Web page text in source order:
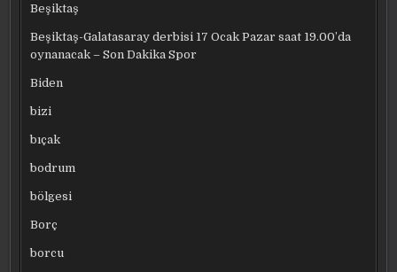
Beşiktaş
Beşiktaş-Galatasaray derbisi 17 Ocak Pazar saat 19.00’da
oynanacak – Son Dakika Spor
Biden
bizi
bıçak
bodrum
bölgesi
Borç
borcu